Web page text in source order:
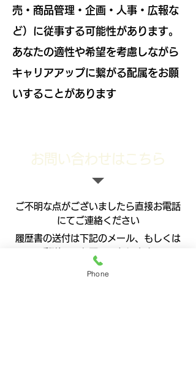
売・商品管理・企画・人事・広報な
ど）に従事する可能性があります。
あなたの適性や希望を考慮しながら
キャリアアップに繋がる配属をお願
いすることがあります
​お問い合わせはこちら
​ご不明な点がございましたら直接お電話
にてご連絡ください
​履歴書の送付は下記のメール、もしくは
Phone